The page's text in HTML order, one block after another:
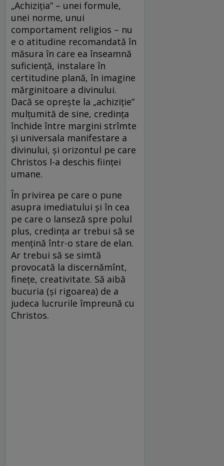
„Achiziţia” – unei formule,
unei norme, unui
comportament religios – nu
e o atitudine recomandată în
măsura în care ea înseamnă
suficienţă, instalare în
certitudine plană, în imagine
mărginitoare a divinului.
Dacă se opreşte la „achiziţie”
mulţumită de sine, credinţa
închide între margini strîmte
şi universala manifestare a
divinului, şi orizontul pe care
Christos l-a deschis fiinţei
umane.
În privirea pe care o pune
asupra imediatului şi în cea
pe care o lanseză spre polul
plus, credinţa ar trebui să se
menţină într-o stare de elan.
Ar trebui să se simtă
provocată la discernămînt,
fineţe, creativitate. Să aibă
bucuria (şi rigoarea) de a
judeca lucrurile împreună cu
Christos.